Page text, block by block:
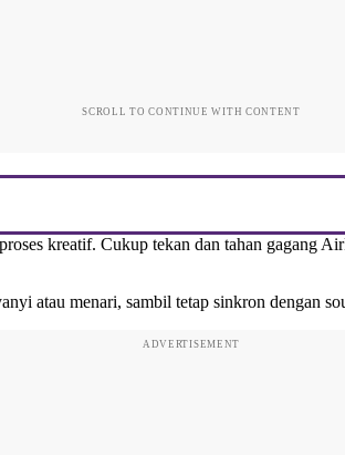
SCROLL TO CONTINUE WITH CONTENT
kreatif. Cukup tekan dan tahan gagang
atau menari, sambil tetap sinkron dengan
ADVERTISEMENT